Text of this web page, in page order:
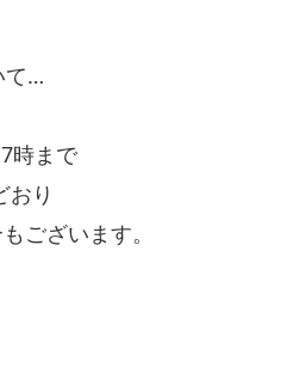
て…
時まで
り
ございます。